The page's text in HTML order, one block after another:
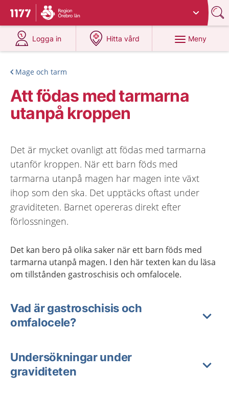
Till startsidan för 1177
Du har valt region
Logga in
på 1177.se
Hitta vård
på 1177.se
Meny
Mage och tarm
Att födas med tarmarna
utanpå kroppen
Det är mycket ovanligt att födas med tarmarna
utanför kroppen. När ett barn föds med
tarmarna utanpå magen har magen inte växt
ihop som den ska. Det upptäcks oftast under
graviditeten. Barnet opereras direkt efter
förlossningen.
Det kan bero på olika saker när ett barn föds med
tarmarna utanpå magen. I den här texten kan du läsa
om tillstånden gastroschisis och omfalocele.
Vad är gastroschisis och
omfalocele?
Undersökningar under
graviditeten